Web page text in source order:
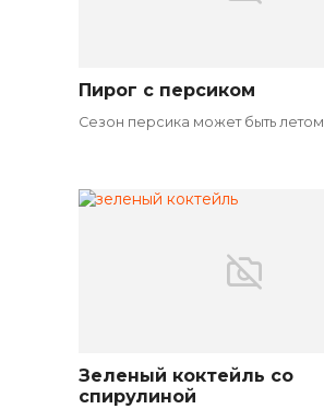
Хлеб
Пирог с персиком
Сезон персика может быть летом
Зеленый коктейль со
спирулиной